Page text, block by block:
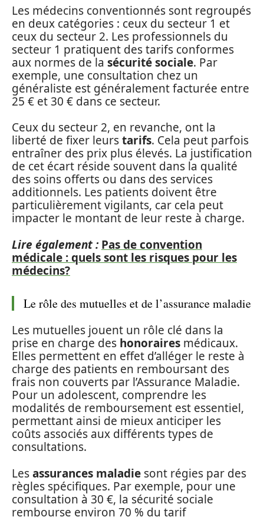
Les médecins conventionnés sont regroupés
en deux catégories : ceux du secteur 1 et
ceux du secteur 2. Les professionnels du
secteur 1 pratiquent des tarifs conformes
aux normes de la sécurité sociale. Par
exemple, une consultation chez un
généraliste est généralement facturée entre
25 € et 30 € dans ce secteur.
Ceux du secteur 2, en revanche, ont la
liberté de fixer leurstarifs. Cela peut parfois
entraîner des prix plus élevés. La justification
de cet écart réside souvent dans la qualité
des soins offerts ou dans des services
additionnels. Les patients doivent être
particulièrement vigilants, car cela peut
impacter le montant de leur reste à charge.
Lire également : Pas de convention
médicale : quels sont les risques pour les
médecins?
Le rôle des mutuelles et de l’assurance maladie
Les mutuelles jouent un rôle clé dans la
prise en charge des honoraires médicaux.
Elles permettent en effet d’alléger le reste à
charge des patients en remboursant des
frais non couverts par l’Assurance Maladie.
Pour un adolescent, comprendre les
modalités de remboursement est essentiel,
permettant ainsi de mieux anticiper les
coûts associés aux différents types de
consultations.
Lesassurances maladie sont régies par des
règles spécifiques. Par exemple, pour une
consultation à 30 €, la sécurité sociale
rembourse environ 70 % du tarif